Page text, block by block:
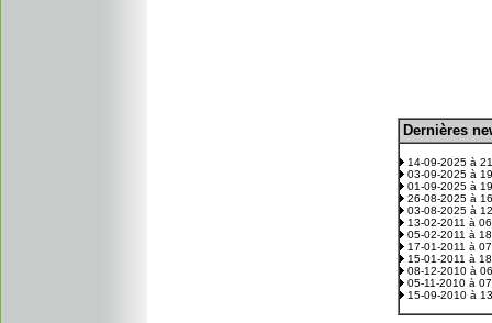
Dernières
14-09-2025 à
03-09-2025 à
01-09-2025 à
26-08-2025 à
03-08-2025 à
13-02-2011 à
05-02-2011 à
17-01-2011 à
15-01-2011 à
08-12-2010 à
05-11-2010 à
15-09-2010 à